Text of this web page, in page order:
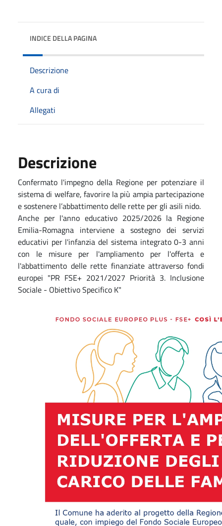
INDICE DELLA PAGINA
Descrizione
A cura di
Allegati
Descrizione
Confermato l'impegno della Regione per potenziare il
sistema di welfare, favorire la più ampia partecipazione
e sostenere l’abbattimento delle rette per gli asili nido.
Anche per l'anno educativo 2025/2026 la Regione
Emilia-Romagna interviene a sostegno dei servizi
educativi per l'infanzia del sistema integrato 0-3 anni
con le misure per l'ampliamento per l'offerta e
l'abbattimento delle rette finanziate attraverso fondi
europei "PR FSE+ 2021/2027 Priorità 3. Inclusione
Sociale - Obiettivo Specifico K"